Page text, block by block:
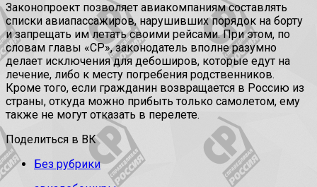
Законопроект позволяет авиакомпаниям составлять
списки авиапассажиров, нарушивших порядок на борту
и запрещать им летать своими рейсами. При этом, по
словам главы «СР», законодатель вполне разумно
делает исключения для дебоширов, которые едут на
лечение, либо к месту погребения родственников.
Кроме того, если гражданин возвращается в Россию из
страны, откуда можно прибыть только самолетом, ему
также не могут отказать в перелете.
Поделиться в ВК
Без рубрики